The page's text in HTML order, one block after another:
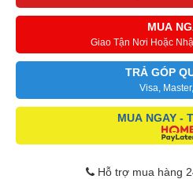
Hệ điều hành Google TV có giao
Chiếu hình từ điện thoại lên tivi
MUA
Giao Tận Nơi Hoặc
TRẢ GÓP
Visa,
MUA NGAY -
Hỗ trợ mua hàng